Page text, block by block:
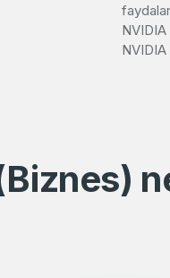
NVIDIA